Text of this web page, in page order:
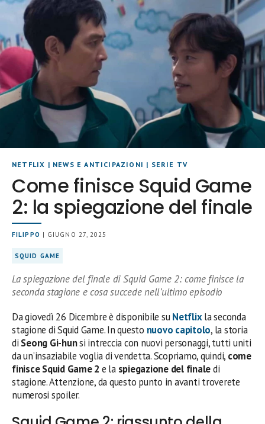
NETFLIX | NEWS E ANTICIPAZIONI | SERIE TV
Come finisce Squid Game
2: la spiegazione del finale
FILIPPO | GIUGNO 27, 2025
SQUID GAME
La spiegazione del finale di Squid Game 2: come finisce la
seconda stagione e cosa succede nell’ultimo episodio
Da giovedì 26 Dicembre è disponibile suNetflixla seconda
stagione di Squid Game. In questo nuovo capitolo, la storia
di Seong Gi-hunsi intreccia con nuovi personaggi, tutti uniti
da un’insaziabile voglia di vendetta. Scopriamo, quindi, come
finisce Squid Game 2 e la spiegazione del finaledi
stagione. Attenzione, da questo punto in avanti troverete
numerosi spoiler.